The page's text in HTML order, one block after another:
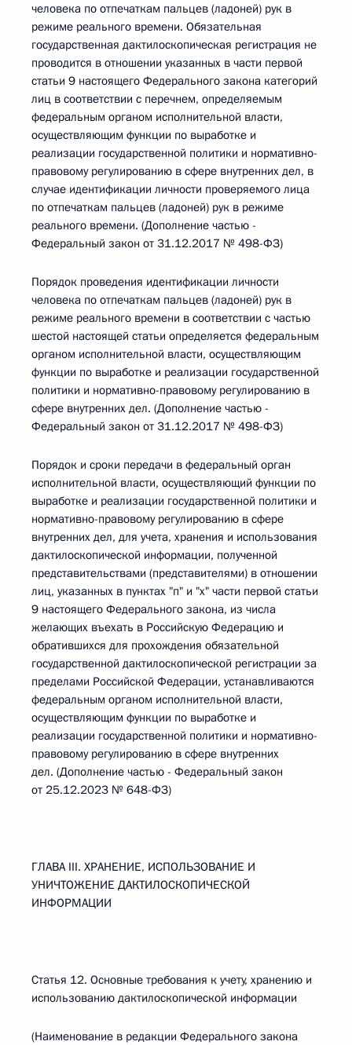
человека по отпечаткам пальцев (ладоней) рук в
режиме реального времени. Обязательная
государственная дактилоскопическая регистрация не
проводится в отношении указанных в части первой
статьи 9 настоящего Федерального закона категорий
лиц в соответствии с перечнем, определяемым
федеральным органом исполнительной власти,
осуществляющим функции по выработке и
реализации государственной политики и нормативно-
правовому регулированию в сфере внутренних дел, в
случае идентификации личности проверяемого лица
по отпечаткам пальцев (ладоней) рук в режиме
реального времени. (Дополнение частью -
Федеральный закон от 31.12.2017 № 498-ФЗ)
Порядок проведения идентификации личности
человека по отпечаткам пальцев (ладоней) рук в
режиме реального времени в соответствии с частью
шестой настоящей статьи определяется федеральным
органом исполнительной власти, осуществляющим
функции по выработке и реализации государственной
политики и нормативно-правовому регулированию в
сфере внутренних дел. (Дополнение частью -
Федеральный закон от 31.12.2017 № 498-ФЗ)
Порядок и сроки передачи в федеральный орган
исполнительной власти, осуществляющий функции по
выработке и реализации государственной политики и
нормативно-правовому регулированию в сфере
внутренних дел, для учета, хранения и использования
дактилоскопической информации, полученной
представительствами (представителями) в отношении
лиц, указанных в пунктах "п" и "х" части первой статьи
9 настоящего Федерального закона, из числа
желающих въехать в Российскую Федерацию и
обратившихся для прохождения обязательной
государственной дактилоскопической регистрации за
пределами Российской Федерации, устанавливаются
федеральным органом исполнительной власти,
осуществляющим функции по выработке и
реализации государственной политики и нормативно-
правовому регулированию в сфере внутренних
дел. (Дополнение частью - Федеральный закон
от 25.12.2023 № 648-ФЗ)
ГЛАВА III. ХРАНЕНИЕ, ИСПОЛЬЗОВАНИЕ И
УНИЧТОЖЕНИЕ ДАКТИЛОСКОПИЧЕСКОЙ
ИНФОРМАЦИИ
Статья 12. Основные требования к учету, хранению и
использованию дактилоскопической информации
(Наименование в редакции Федерального закона